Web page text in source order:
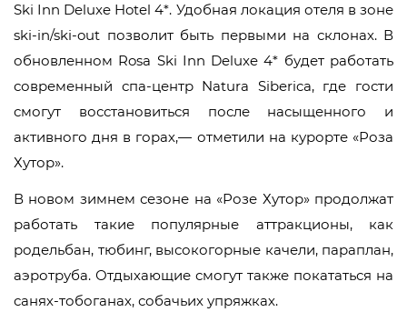
Ski Inn Deluxe Hotel 4*. Удобная локация отеля в зоне
ski-in/ski-out позволит быть первыми на склонах. В
обновленном Rosa Ski Inn Deluxe 4* будет работать
современный спа-центр Natura Siberica, где гости
смогут восстановиться после насыщенного и
активного дня в горах,— отметили на курорте «Роза
Хутор».
В новом зимнем сезоне на «Розе Хутор» продолжат
работать такие популярные аттракционы, как
родельбан, тюбинг, высокогорные качели, параплан,
аэротруба. Отдыхающие смогут также покататься на
санях-тобоганах, собачьих упряжках.